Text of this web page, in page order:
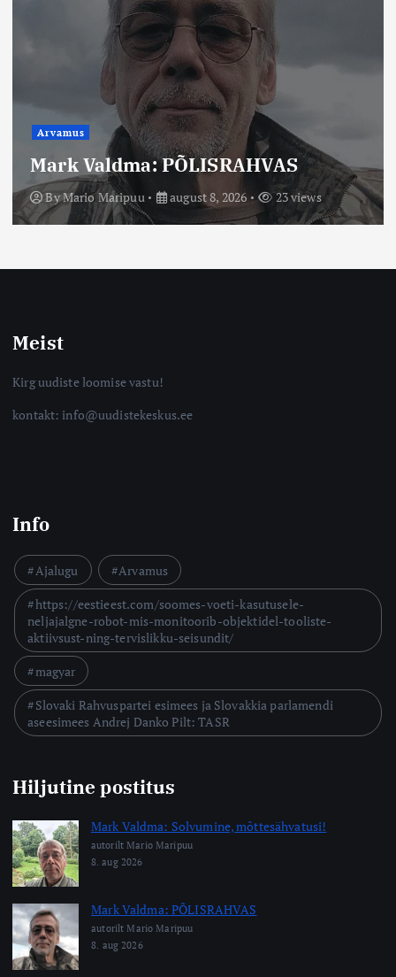
Mario Maripuu: On hakatud aru
saama, et teadus ja terve
talupojamõistus võivad koos anda
eluterve maailmakäsitluse.
ByMario Maripuu august 8, 2026 14 views
Meist
Kirg uudiste loomise vastu!
kontakt: info@uudistekeskus.ee
Info
Ajalugu
Arvamus
https://eestieest.com/soomes-voeti-kasutusele-
neljajalgne-robot-mis-monitoorib-objektidel-tooliste-
aktiivsust-ning-tervislikku-seisundit/
magyar
Slovaki Rahvuspartei esimees ja Slovakkia parlamendi
aseesimees Andrej Danko Pilt: TASR
Hiljutine postitus
Mark Valdma: Solvumine, mõttesähvatusi!
autorilt Mario Maripuu
8. aug 2026
Mark Valdma: PÕLISRAHVAS
autorilt Mario Maripuu
8. aug 2026